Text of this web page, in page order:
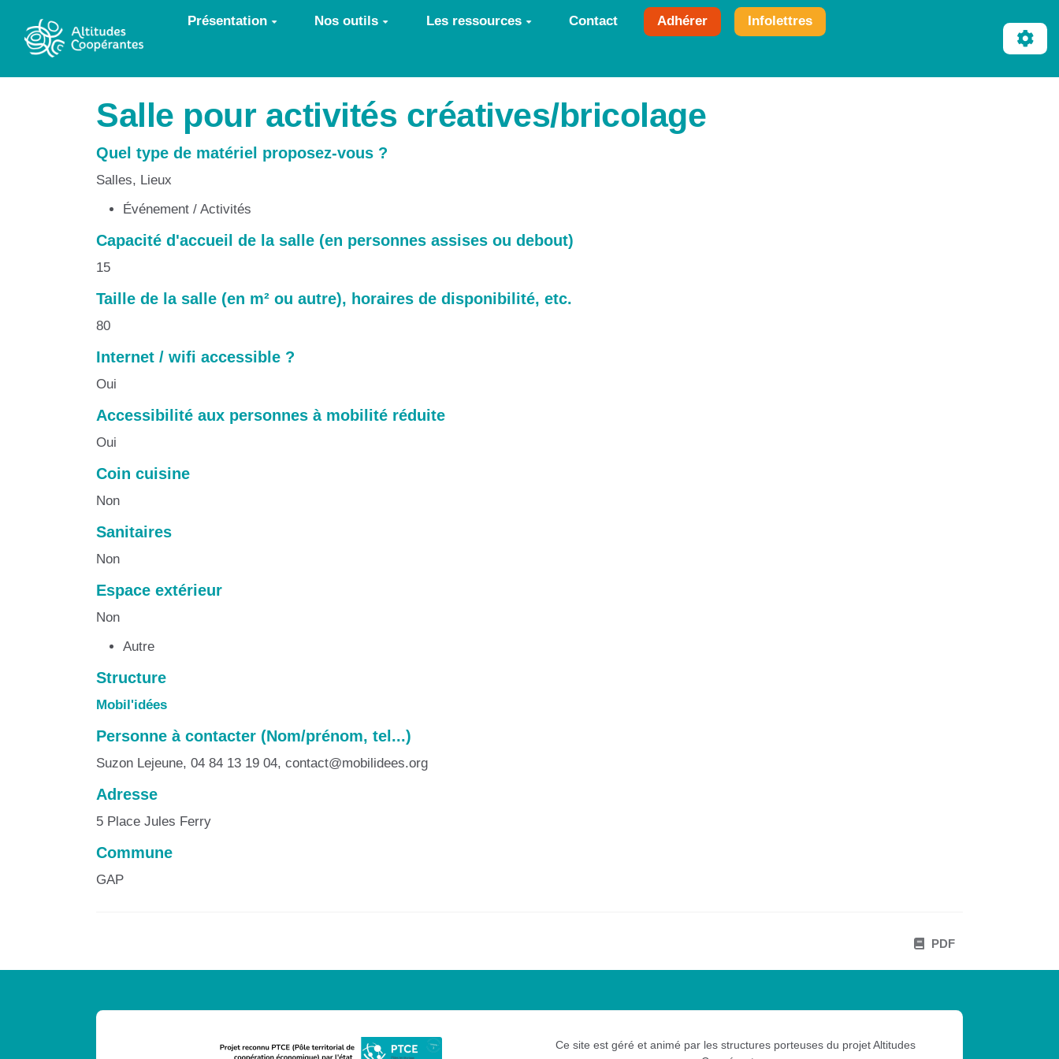
Aller au contenu principal Présentation Nos outils Les ressources Contact Adhérer Infolettres
Salle pour activités créatives/bricolage
Quel type de matériel proposez-vous ?
Salles, Lieux
Événement / Activités
Capacité d'accueil de la salle (en personnes assises ou debout)
15
Taille de la salle (en m² ou autre), horaires de disponibilité, etc.
80
Internet / wifi accessible ?
Oui
Accessibilité aux personnes à mobilité réduite
Oui
Coin cuisine
Non
Sanitaires
Non
Espace extérieur
Non
Autre
Structure
Mobil'idées
Personne à contacter (Nom/prénom, tel...)
Suzon Lejeune, 04 84 13 19 04, contact@mobilidees.org
Adresse
5 Place Jules Ferry
Commune
GAP
PDF
Ce site est géré et animé par les structures porteuses du projet Altitudes